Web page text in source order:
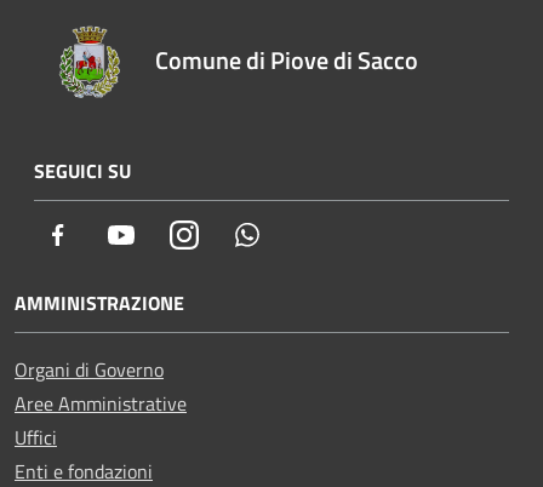
Comune di Piove di Sacco
SEGUICI SU
Facebook YoutubeInstagram
AMMINISTRAZIONE
Organi di Governo
Aree Amministrative
Uffici
Enti e fondazioni